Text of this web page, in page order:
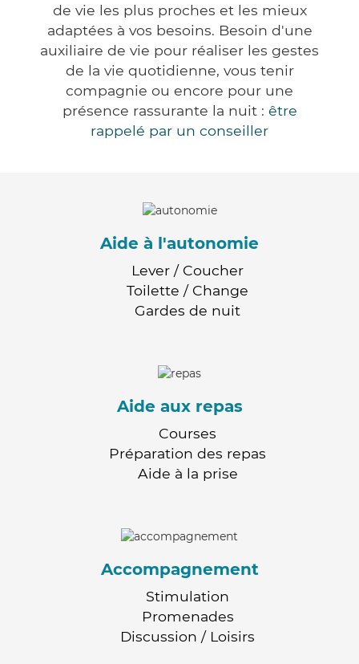
de vie les plus proches et les mieux
adaptées à vos besoins. Besoin d'une
auxiliaire de vie pour réaliser les gestes
de la vie quotidienne, vous tenir
compagnie ou encore pour une
présence rassurante la nuit : être
rappelé par un conseiller
Aide à l'autonomie
Lever / Coucher
Toilette / Change
Gardes de nuit
Aide aux repas
Courses
Préparation des repas
Aide à la prise
Accompagnement
Stimulation
Promenades
Discussion / Loisirs